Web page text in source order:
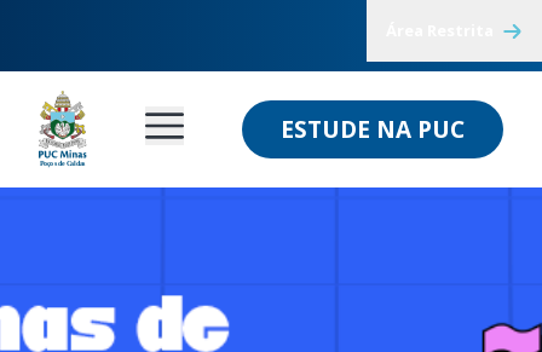
ESTUDE NA PUC